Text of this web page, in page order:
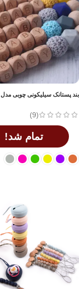
بند پستانک سیلیکونی چوبی مدل BABY
(9)
تمام شد!